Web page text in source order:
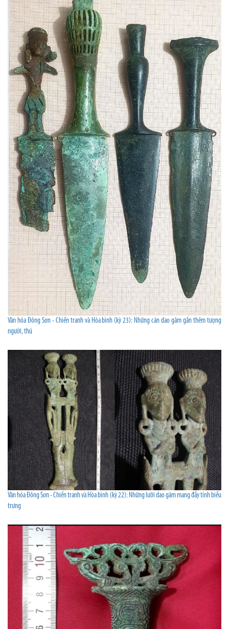
Văn hóa Đông Sơn - Chiến tranh và Hòa bình (kỳ 23): Những cán dao găm gắn thêm tượng
người, thú
Văn hóa Đông Sơn - Chiến tranh và Hòa bình (kỳ 22): Những lưỡi dao găm mang đầy tính biểu
trưng